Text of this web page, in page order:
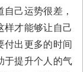
己运势很差，
样才能够让自己
付出更多的时间
于提升个人的气